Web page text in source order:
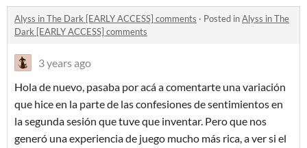
Alyss in The Dark [EARLY ACCESS] comments · Posted inAlyss in The
Dark [EARLY ACCESS] comments
3 years ago
Hola de nuevo, pasaba por acá a comentarte una variación
que hice en la parte de las confesiones de sentimientos en
la segunda sesión que tuve que inventar. Pero que nos
generó una experiencia de juego mucho más rica, a ver si el